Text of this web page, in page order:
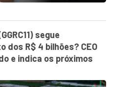
segue
dos R$ 4 bilhões? CEO
e indica os próximos